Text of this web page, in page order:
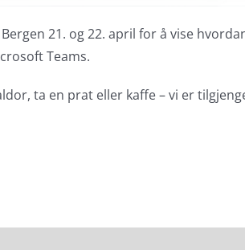
21. og 22. april for å vise
Teams.
ta en prat eller kaffe – vi er